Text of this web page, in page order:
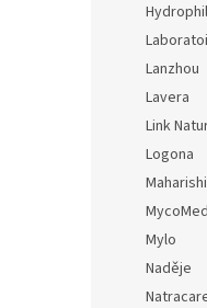
Hydrophil
Lanzhou
Lavera
Link
Logona
Mylo
Naděje